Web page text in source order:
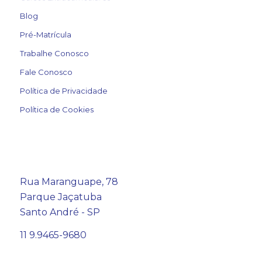
Blog
Pré-Matrícula
Trabalhe Conosco
Fale Conosco
Política de Privacidade
Política de Cookies
Rua Maranguape, 78
Parque Jaçatuba
Santo André - SP
11 9.9465-9680